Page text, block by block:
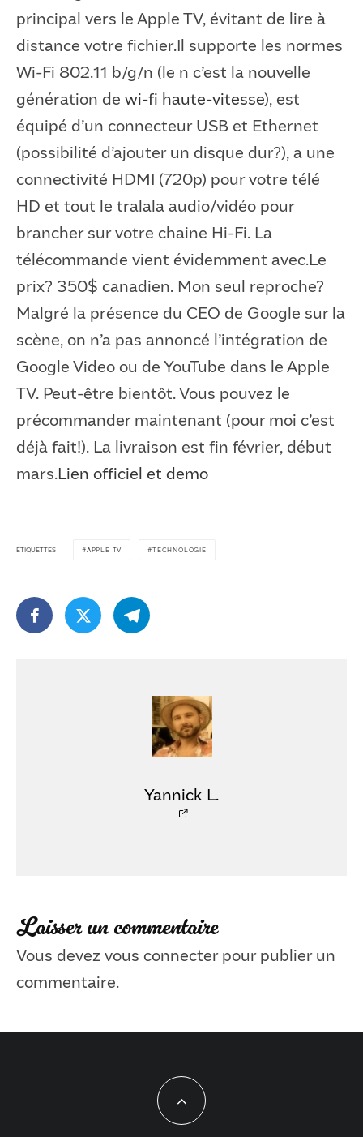
principal vers le Apple TV, évitant de lire à
distance votre fichier.Il supporte les normes
Wi-Fi 802.11 b/g/n (le n c’est la nouvelle
génération de wi-fi haute-vitesse), est
équipé d’un connecteur USB et Ethernet
(possibilité d’ajouter un disque dur?), a une
connectivité HDMI (720p) pour votre télé
HD et tout le tralala audio/vidéo pour
brancher sur votre chaine Hi-Fi. La
télécommande vient évidemment avec.Le
prix? 350$ canadien. Mon seul reproche?
Malgré la présence du CEO de Google sur la
scène, on n’a pas annoncé l’intégration de
Google Video ou de YouTube dans le Apple
TV. Peut-être bientôt. Vous pouvez le
précommander maintenant (pour moi c’est
déjà fait!). La livraison est fin février, début
mars.Lien officiel et demo
ÉTIQUETTES APPLE TV TECHNOLOGIE
Yannick L.
Laisser un commentaire
Vous devez vous connecterpour publier un
commentaire.